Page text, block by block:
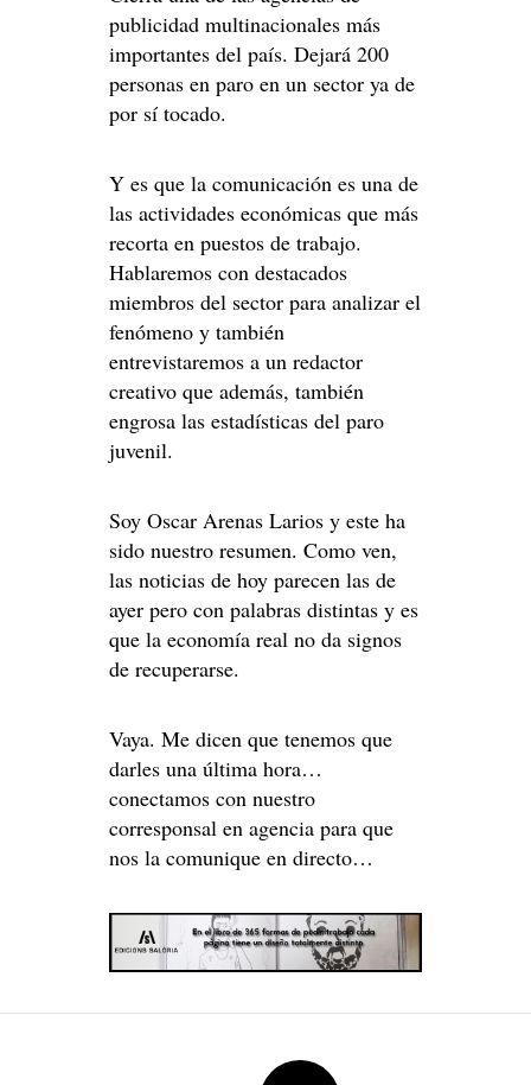
publicidad multinacionales más
importantes del país. Dejará 200
personas en paro en un sector ya de
por sí tocado.
Y es que la comunicación es una de
las actividades económicas que más
recorta en puestos de trabajo.
Hablaremos con destacados
miembros del sector para analizar el
fenómeno y también
entrevistaremos a un redactor
creativo que además, también
engrosa las estadísticas del paro
juvenil.
Soy Oscar Arenas Larios y este ha
sido nuestro resumen. Como ven,
las noticias de hoy parecen las de
ayer pero con palabras distintas y es
que la economía real no da signos
de recuperarse.
Vaya. Me dicen que tenemos que
darles una última hora…
conectamos con nuestro
corresponsal en agencia para que
nos la comunique en directo…